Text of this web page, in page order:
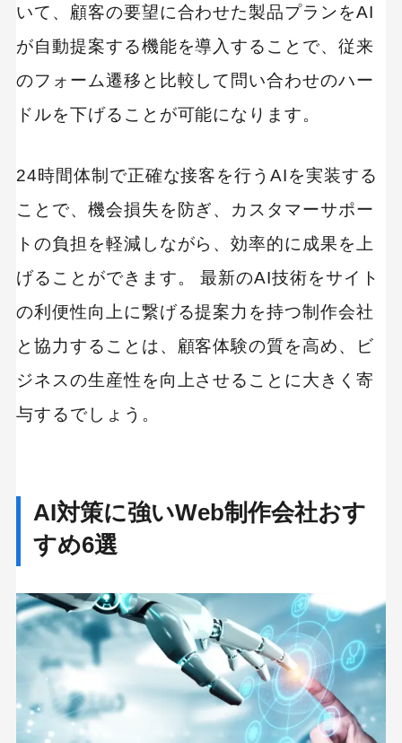
MEO
Shopify SNS広告
TikTok
TikTok運用代行Tips
Webサイトリニューアル
アクセス解析
オウンドメディア
コーポレートサイト
サイト改善
ディスプレイ広告
フレームワーク
ホワイトペーパー
メルマガ
リスティング広告
調査レポート
いて、顧客の要望に合わせた製品プランをAI
が自動提案する機能を導入することで、従来
のフォーム遷移と比較して問い合わせのハー
ドルを下げることが可能になります。
24時間体制で正確な接客を行うAIを実装する
ことで、機会損失を防ぎ、カスタマーサポー
トの負担を軽減しながら、効率的に成果を上
げることができます。 最新のAI技術をサイト
の利便性向上に繋げる提案力を持つ制作会社
と協力することは、顧客体験の質を高め、ビ
ジネスの生産性を向上させることに大きく寄
与するでしょう。
AI対策に強いWeb制作会社おす
すめ6選